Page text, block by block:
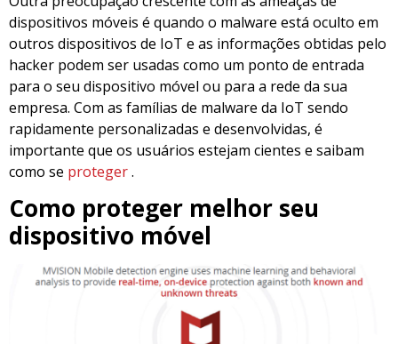
dispositivos móveis é quando o malware está oculto em
outros dispositivos de IoT e as informações obtidas pelo
hacker podem ser usadas como um ponto de entrada
para o seu dispositivo móvel ou para a rede da sua
empresa. Com as famílias de malware da IoT sendo
rapidamente personalizadas e desenvolvidas, é
importante que os usuários estejam cientes e saibam
como se proteger.
Como proteger melhor seu
dispositivo móvel